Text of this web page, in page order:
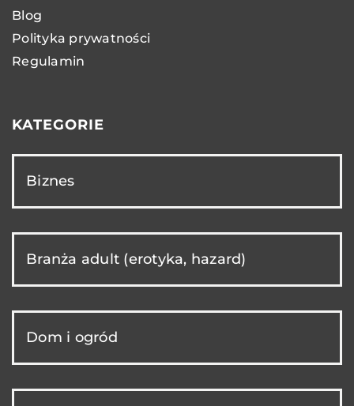
Blog
Polityka prywatności
Regulamin
KATEGORIE
Biznes
Branża adult (erotyka, hazard)
Dom i ogród